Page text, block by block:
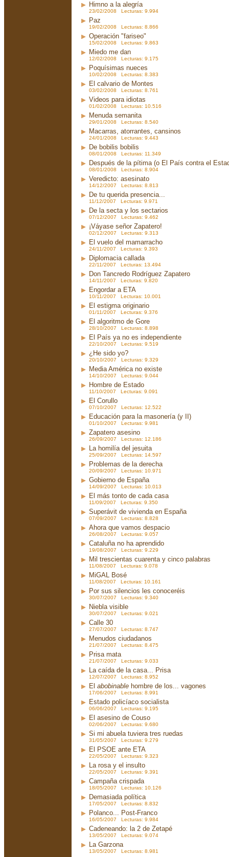
Himno a la alegría
23/02/2008 Lecturas: 9.994
Paz
19/02/2008 Lecturas: 8.866
Operación "fariseo"
15/02/2008 Lecturas: 9.863
Miedo me dan
12/02/2008 Lecturas: 9.175
Poquísimas nueces
10/02/2008 Lecturas: 8.383
El calvario de Montes
03/02/2008 Lecturas: 8.761
Videos para idiotas
01/02/2008 Lecturas: 10.516
Menuda semanita
29/01/2008 Lecturas: 8.540
Macarras, atorrantes, cansinos
24/01/2008 Lecturas: 9.443
De bobilis bobilis
08/01/2008 Lecturas: 11.349
Después de la pítima (o El País contra el
08/01/2008 Lecturas: 8.904
Veredicto: asesinato
14/12/2007 Lecturas: 8.813
De tu querida presencia...
11/12/2007 Lecturas: 9.971
De la secta y los sectarios
07/12/2007 Lecturas: 9.462
¡Váyase señor Zapatero!
02/12/2007 Lecturas: 9.313
El vuelo del mamarracho
24/11/2007 Lecturas: 9.393
Diplomacia callada
22/11/2007 Lecturas: 13.494
Don Tancredo Rodríguez Zapatero
14/11/2007 Lecturas: 9.820
Engordar a ETA
10/11/2007 Lecturas: 10.001
El estigma originario
01/11/2007 Lecturas: 9.376
El algoritmo de Gore
28/10/2007 Lecturas: 8.898
El País ya no es independiente
22/10/2007 Lecturas: 9.519
¿He sido yo?
20/10/2007 Lecturas: 9.329
Media América no existe
14/10/2007 Lecturas: 9.044
Hombre de Estado
11/10/2007 Lecturas: 9.091
El Corullo
07/10/2007 Lecturas: 12.522
Educación para la masonería (y II)
01/10/2007 Lecturas: 9.981
Zapatero asesino
26/09/2007 Lecturas: 12.186
La homilía del jesuita
25/09/2007 Lecturas: 14.597
Problemas de la derecha
20/09/2007 Lecturas: 10.971
Gobierno de España
14/09/2007 Lecturas: 10.013
El más tonto de cada casa
11/09/2007 Lecturas: 9.350
Superávit de vivienda en España
07/09/2007 Lecturas: 8.828
Ahora que vamos despacio
26/08/2007 Lecturas: 9.057
Cataluña no ha aprendido
19/08/2007 Lecturas: 9.229
Mil trescientas cuarenta y cinco palabras
11/08/2007 Lecturas: 9.078
MiGAL Bosé
11/08/2007 Lecturas: 10.161
Por sus silencios les conoceréis
30/07/2007 Lecturas: 9.340
Niebla visible
30/07/2007 Lecturas: 9.021
Calle 30
27/07/2007 Lecturas: 8.747
Menudos ciudadanos
21/07/2007 Lecturas: 8.475
Prisa mata
21/07/2007 Lecturas: 9.033
La caída de la casa... Prisa
12/07/2007 Lecturas: 8.952
El abobinable hombre de los... vagones
17/06/2007 Lecturas: 8.991
Estado policíaco socialista
06/06/2007 Lecturas: 9.195
El asesino de Couso
02/06/2007 Lecturas: 9.680
Si mi abuela tuviera tres ruedas
31/05/2007 Lecturas: 9.279
El PSOE ante ETA
22/05/2007 Lecturas: 9.323
La rosa y el insulto
22/05/2007 Lecturas: 9.391
Campaña crispada
18/05/2007 Lecturas: 10.126
Demasiada política
17/05/2007 Lecturas: 8.832
Polanco... Post-Franco
16/05/2007 Lecturas: 9.984
Cadeneando: la 2 de Zetapé
13/05/2007 Lecturas: 9.074
La Garzona
13/05/2007 Lecturas: 8.981